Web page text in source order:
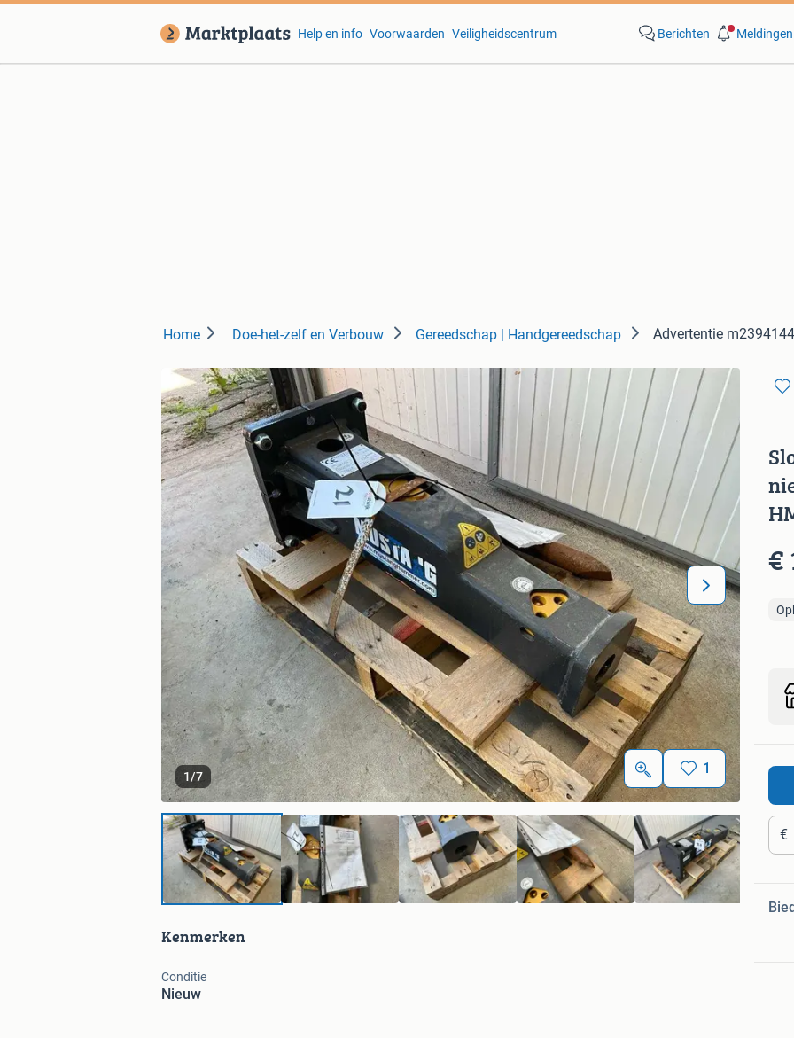
Help en info Voorwaarden Veiligheidscentrum Berichten Meldingen
Home Doe-het-zelf en Verbouw Gereedschap | Handgereedschap Advertentie
1/7 1
Kenmerken
Conditie
Nieuw
€
€